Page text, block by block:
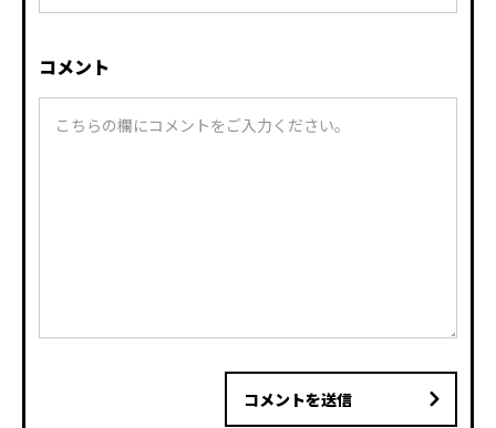
コメント
コメントを送信